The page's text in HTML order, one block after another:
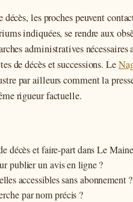
les proches peuvent
indiquées, se rendre aux
administratives nécessaires
de décès et successions. Le
par ailleurs comment la
rigueur factuelle.
décès et faire-part dans Le
publier un avis en ligne ?
accessibles sans abonnement ?
par nom précis ?